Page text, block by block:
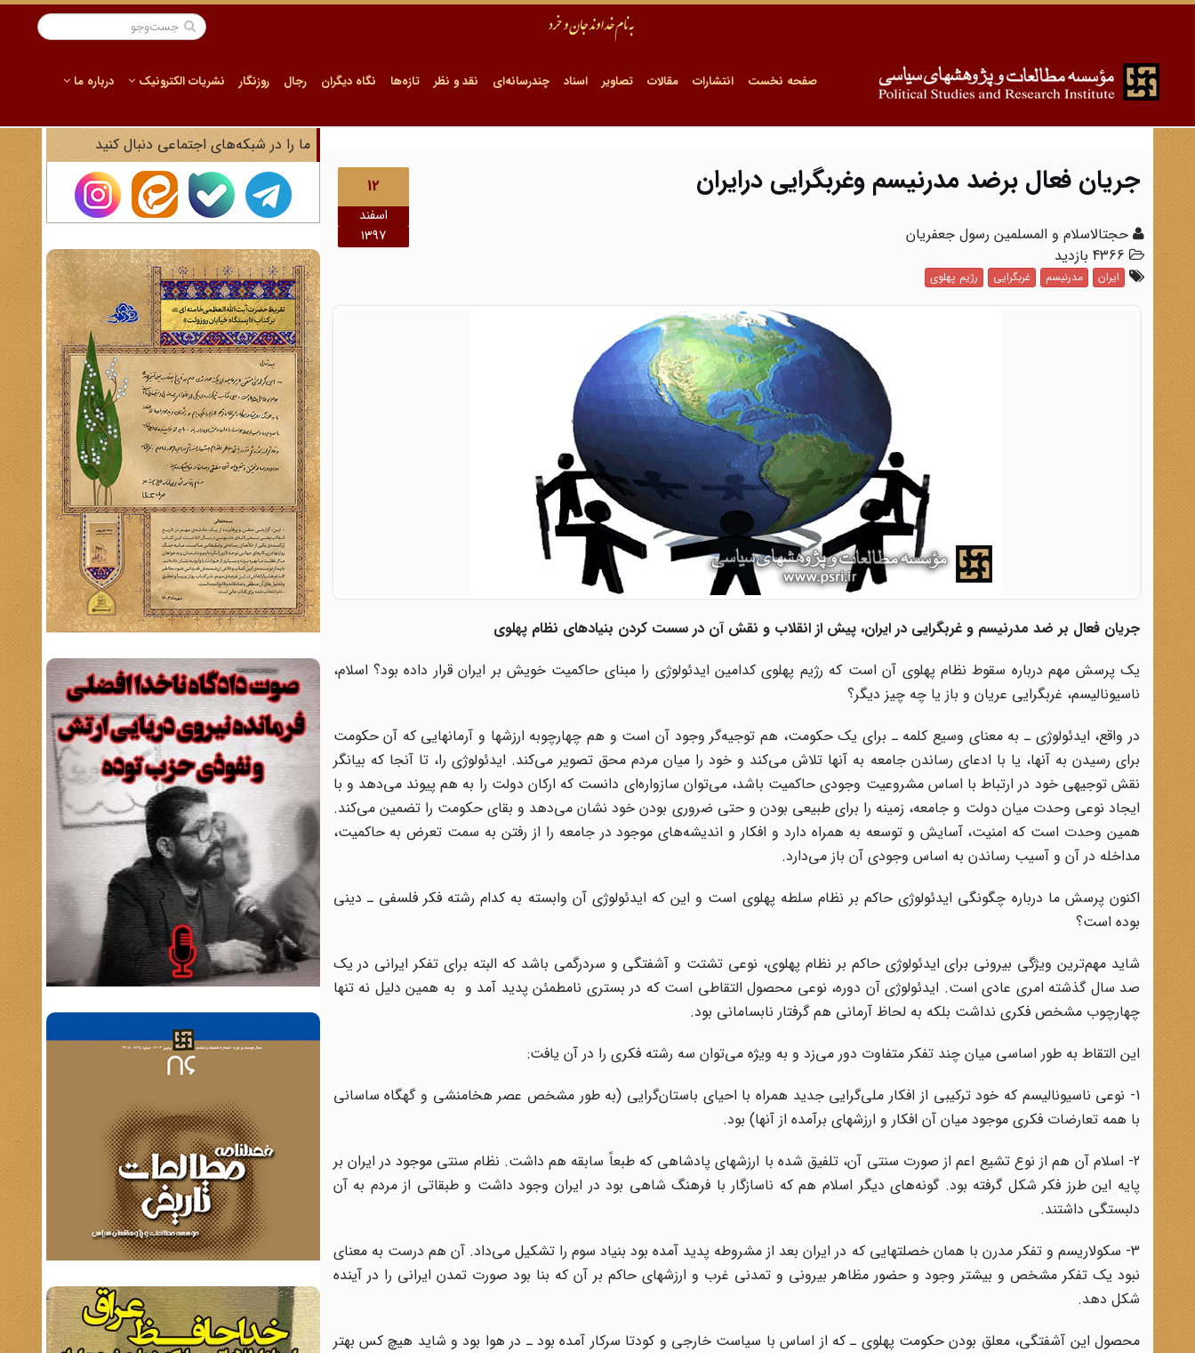
صفحه نخست انتشارات مقالات تصاویر اسناد چندرسانه‌ای نقد و نظر تازه‌ها نگاه دیگران رجال روزنگار نشریات الکترونیک درباره ما
12
اسفند
1397
جریان فعال برضد مدرنیسم وغربگرایی درایران
حجت‎الاسلام و المسلمین رسول جعفریان
ایران مدرنیسم غربگرایی رژیم پهلوی
جریان فعال بر ضد مدرنیسم و غربگرایی در ایران، پیش از انقلاب و نقش آن در سست کردن بنیادهای نظام پهلوی
یک پرسش مهم درباره سقوط نظام پهلوی آن است که رژیم پهلوی کدامین ایدئولوژی را مبنای حاکمیت خویش بر ایران قرار داده بود؟ اسلام،
ناسیونالیسم، غربگرایی عریان و باز یا چه چیز دیگر؟
در واقع، ایدئولوژی ـ به معنای وسیع کلمه ـ برای یک حکومت، هم توجیه‌گر وجود آن است و هم چهارچوبه ارزشها و آرمانهایی که آن حکومت
برای رسیدن به آنها، یا با ادعای رساندن جامعه به آنها تلاش می‌کند و خود را میان مردم محق تصویر می‌کند. ایدئولوژی را، تا آنجا که بیانگر
نقش توجیهی خود در ارتباط با اساس مشروعیت وجودی حاکمیت باشد، می‌توان سازواره‌ای دانست که ارکان دولت را به هم پیوند می‌دهد و با
ایجاد نوعی وحدت میان دولت و جامعه، زمینه را برای طبیعی بودن و حتی ضروری بودن خود نشان می‌دهد و بقای حکومت را تضمین می‌کند.
همین وحدت است که امنیت، آسایش و توسعه به همراه دارد و افکار و اندیشه‌های موجود در جامعه را از رفتن به سمت تعرض به حاکمیت،
مداخله در آن و آسیب رساندن به اساس وجودی آن باز می‌دارد.
اکنون پرسش ما درباره چگونگی ایدئولوژی حاکم بر نظام سلطه پهلوی است و این که ایدئولوژی آن وابسته به کدام رشته فکر فلسفی ـ دینی
بوده است؟
شاید مهم‌ترین ویژگی بیرونی برای ایدئولوژی حاکم بر نظام پهلوی، نوعی تشتت و آشفتگی و سردرگمی باشد که البته برای تفکر ایرانی در یک
صد سال گذشته امری عادی است. ایدئولوژی آن دوره، نوعی محصول التقاطی است که در بستری نامطمئن پدید آمد و به همین دلیل نه تنها
چهارچوب مشخص فکری نداشت بلکه به لحاظ آرمانی هم گرفتار نابسامانی بود.
این التقاط به طور اساسی میان چند تفکر متفاوت دور می‌زد و به ویژه می‌توان سه رشته فکری را در آن یافت:
1- نوعی ناسیونالیسم که خود ترکیبی از افکار ملی‌گرایی جدید همراه با احیای باستان‌گرایی (به طور مشخص عصر هخامنشی و گهگاه ساسانی
با همه تعارضات فکری موجود میان آن افکار و ارزشهای برآمده از آنها) بود.
2- اسلام آن هم از نوع تشیع اعم از صورت سنتی آن، تلفیق شده با ارزشهای پادشاهی که طبعاً سابقه هم داشت. نظام سنتی موجود در ایران بر
پایه این طرز فکر شکل گرفته بود. گونه‌های دیگر اسلام هم که ناسازگار با فرهنگ شاهی بود در ایران وجود داشت و طبقاتی از مردم به آن
دلبستگی داشتند.
3- سکولاریسم و تفکر مدرن با همان خصلتهایی که در ایران بعد از مشروطه پدید آمده بود بنیاد سوم را تشکیل می‌داد. آن هم درست به معنای
نبود یک تفکر مشخص و بیشتر وجود و حضور مظاهر بیرونی و تمدنی غرب و ارزشهای حاکم بر آن که بنا بود صورت تمدن ایرانی را در آینده
شکل دهد.
محصول این آشفتگی، معلق بودن حکومت پهلوی ـ که از اساس با سیاست خارجی و کودتا سرکار آمده بود ـ در هوا بود و شاید هیچ کس بهتر
ما را در شبکه‌های اجتماعی دنبال کنید